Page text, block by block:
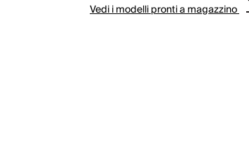
Vedi i modelli pronti a magazzino